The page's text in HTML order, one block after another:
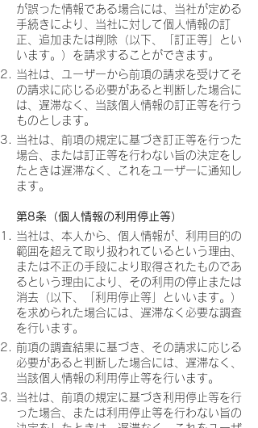
が誤った情報である場合には、当社が定める
手続きにより、当社に対して個人情報の訂
正、追加または削除（以下、「訂正等」とい
います。）を請求することができます。
当社は、ユーザーから前項の請求を受けてそ
の請求に応じる必要があると判断した場合に
は、遅滞なく、当該個人情報の訂正等を行う
ものとします。
当社は、前項の規定に基づき訂正等を行った
場合、または訂正等を行わない旨の決定をし
たときは遅滞なく、これをユーザーに通知し
ます。
第8条（個人情報の利用停止等）
当社は、本人から、個人情報が、利用目的の
範囲を超えて取り扱われているという理由、
または不正の手段により取得されたものであ
るという理由により、その利用の停止または
消去（以下、「利用停止等」といいます。）
を求められた場合には、遅滞なく必要な調査
を行います。
前項の調査結果に基づき、その請求に応じる
必要があると判断した場合には、遅滞なく、
当該個人情報の利用停止等を行います。
当社は、前項の規定に基づき利用停止等を行
った場合、または利用停止等を行わない旨の